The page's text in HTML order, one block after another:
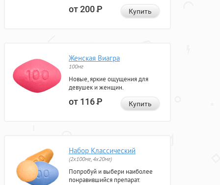
от 200Р Купить
Женская Виагра
100мг
Новые, яркие ощущения для
девушек и женщин.
от 116Р Купить
Набор Классический
(2x100мг, 4x20мг)
Попробуй и выбери наиболее
понравившийся препарат.